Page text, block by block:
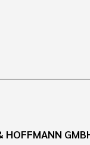
HOFFMANN